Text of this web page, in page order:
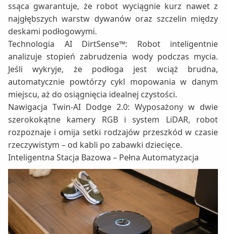
ssąca gwarantuje, że robot wyciągnie kurz nawet z
najgłębszych warstw dywanów oraz szczelin między
deskami podłogowymi.
Technologia AI DirtSense™: Robot inteligentnie
analizuje stopień zabrudzenia wody podczas mycia.
Jeśli wykryje, że podłoga jest wciąż brudna,
automatycznie powtórzy cykl mopowania w danym
miejscu, aż do osiągnięcia idealnej czystości.
Nawigacja Twin-AI Dodge 2.0: Wyposażony w dwie
szerokokątne kamery RGB i system LiDAR, robot
rozpoznaje i omija setki rodzajów przeszkód w czasie
rzeczywistym – od kabli po zabawki dziecięce.
Inteligentna Stacja Bazowa – Pełna Automatyzacja